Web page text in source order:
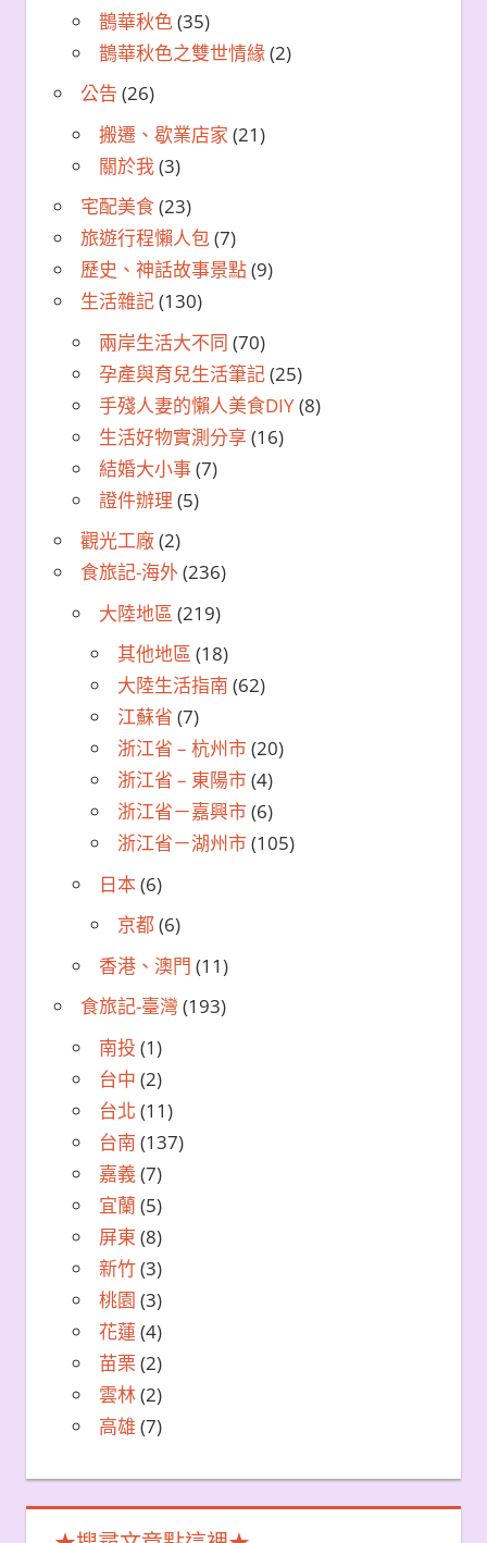
鵲華秋色(35)
鵲華秋色之雙世情緣(2)
公告 (26)
搬遷、歇業店家 (21)
關於我(3)
宅配美食(23)
旅遊行程懶人包(7)
歷史、神話故事景點(9)
生活雜記(130)
兩岸生活大不同 (70)
孕產與育兒生活筆記(25)
手殘人妻的懶人美食DIY(8)
生活好物實測分享 (16)
結婚大小事(7)
證件辦理 (5)
觀光工廠(2)
食旅記-海外(236)
大陸地區 (219)
其他地區 (18)
大陸生活指南 (62)
江蘇省 (7)
浙江省 – 杭州市(20)
浙江省 – 東陽市(4)
浙江省－嘉興市(6)
浙江省－湖州市(105)
日本(6)
京都(6)
香港、澳門 (11)
食旅記-臺灣 (193)
南投 (1)
台中 (2)
台北 (11)
台南 (137)
嘉義(7)
宜蘭 (5)
屏東 (8)
新竹(3)
桃園 (3)
花蓮 (4)
苗栗 (2)
雲林(2)
高雄 (7)